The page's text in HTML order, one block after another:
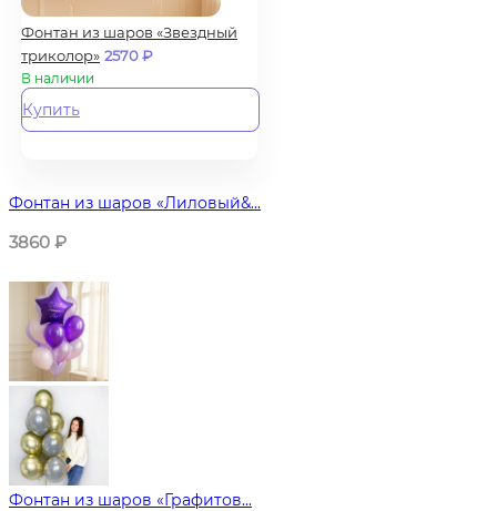
Фонтан из шаров «Звездный
триколор» 2570₽
В наличии
Купить
Фонтан из шаров «Лиловый&...
3860 ₽
Фонтан из шаров «Графитов...